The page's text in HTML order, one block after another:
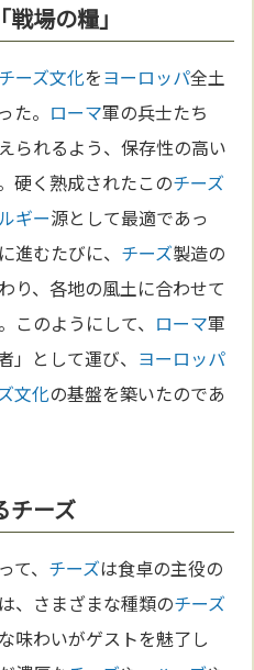
場の糧」
チーズ文化をヨーロッパ全土
た。 ローマ軍の兵士たち
られるよう、保存性の高い
硬く熟成されたこのチーズ
ギー源として最適であっ
進むたびに、 チーズ製造の
り、各地の風土に合わせて
このようにして、 ローマ軍
」として運び、 ヨーロッパ
文化の基盤を築いたのであ
チーズ
、 チーズは食卓の主役の
、さまざまな種類のチーズ
味わいがゲストを魅了し